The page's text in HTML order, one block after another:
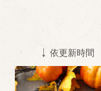
依更新時間